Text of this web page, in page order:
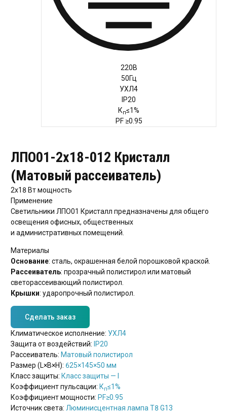
220В
50Гц
УХЛ4
IP20
Кп≤1%
PF ≥0.95
ЛПО01-2х18-012 Кристалл
(Матовый рассеиватель)
2х18 Втмощность
Применение
Светильники ЛПО01 Кристалл предназначены для общего
освещения офисных, общественных
и административных помещений.
Материалы
Основание: сталь, окрашенная белой порошковой краской.
Рассеиватель: прозрачный полистирол или матовый
светорассеивающий полистирол.
Крышки: ударопрочный полистирол.
Сделать заказ
Климатическое исполнение: УХЛ4
Защита от воздействий: IP20
Рассеиватель: Матовый полистирол
Размер (L×B×H): 625×145×50 мм
Класс защиты: Класс защиты — I
Коэффициент пульсации: Кп≤1%
Коэффициент мощности: PF≥0.95
Источник света: Люминисцентная лампа Т8 G13